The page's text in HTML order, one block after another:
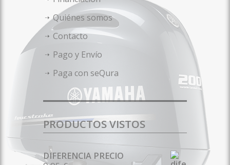
Quiénes somos
Contacto
Pago y Envío
Paga con seQura
PRODUCTOS VISTOS
DIFERENCIA PRECIO